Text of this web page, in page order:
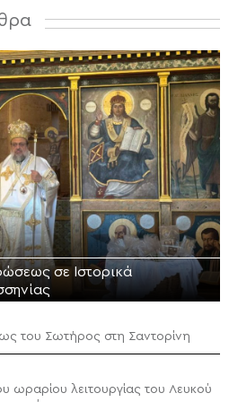
σε Ιστορικά
του Σωτήρος στη Σαντορίνη
ωραρίου λειτουργίας του Λευκού